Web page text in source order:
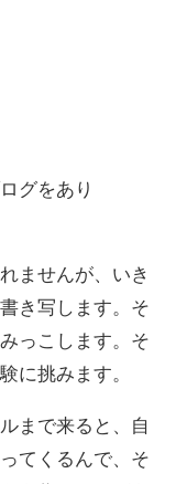
グをあり
ませんが、いき
き写します。そ
っこします。そ
に挑みます。
まで来ると、自
てくるんで、そ